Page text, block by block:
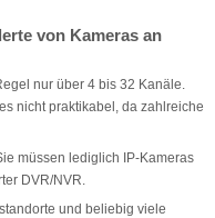
von Kameras an
nur über 4 bis 32 Kanäle.
nicht praktikabel, da zahlreiche
müssen lediglich IP-Kameras
DVR/NVR.
und beliebig viele